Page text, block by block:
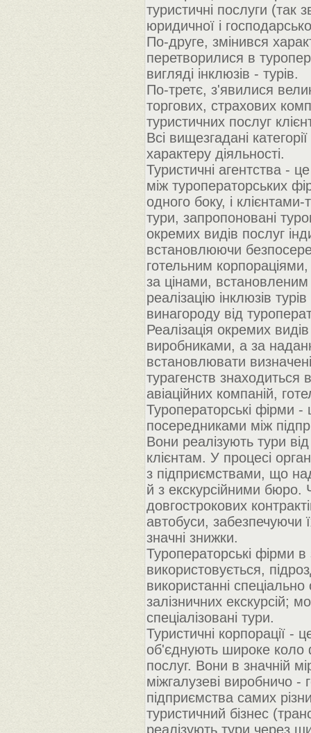
туристичні послуги (так
юридичної і
По-друге, змінився
перетворилися в
вигляді інклюзів - турів.
По-третє, з'явилися
торгових, страхових
туристичних послуг
Всі вищезгадані
характеру діяльності.
Туристичні агентства -
між туроператорських
одного боку, і
тури, запропоновані
окремих видів послуг
встановлюючи
готельним
за цінами,
реалізацію інклюзів
винагороду від
Реалізація окремих
виробниками, а за
встановлювати
турагенств знаходиться
авіаційних компаній,
Туроператорські фірми
посередниками між
Вони реалізують тури
клієнтам. У процесі
з підприємствами, що
й з екскурсійними бюро.
довгострокових
автобуси,
значні знижки.
Туроператорські фірми
використовується,
використанні
залізничних екскурсій;
спеціалізовані тури.
Туристичні корпорації -
об'єднують широке коло
послуг. Вони в значній
міжгалузеві виробничо
підприємства самих
туристичний бізнес
реалізують тури через